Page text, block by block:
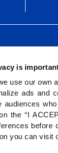
is
use our own
ads and
audiences
the “I
before
you can visit